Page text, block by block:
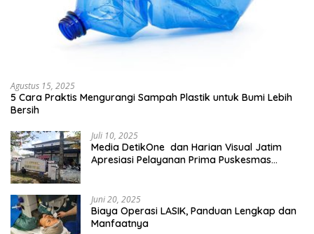
Agustus 15, 2025
5 Cara Praktis Mengurangi Sampah Plastik untuk Bumi Lebih
Bersih
Juli 10, 2025
Media DetikOne dan Harian Visual Jatim
Apresiasi Pelayanan Prima Puskesmas
Juni 20, 2025
Biaya Operasi LASIK, Panduan Lengkap dan
Manfaatnya